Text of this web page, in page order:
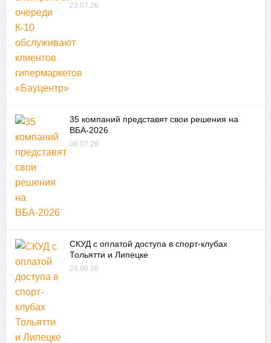
23.07.26
35 компаний представят свои решения на
ВБА-2026
08.07.26
СКУД с оплатой доступа в спорт-клубах
Тольятти и Липецке
24.06.26